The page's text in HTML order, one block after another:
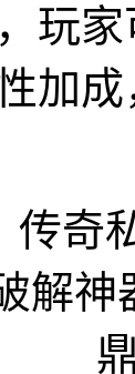
玩
加